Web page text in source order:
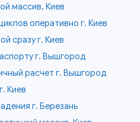
массив, Киев
оперативно г. Киев
сразу г. Киев
г. Вышгород
расчет г. Вышгород
Киев
г. Березань